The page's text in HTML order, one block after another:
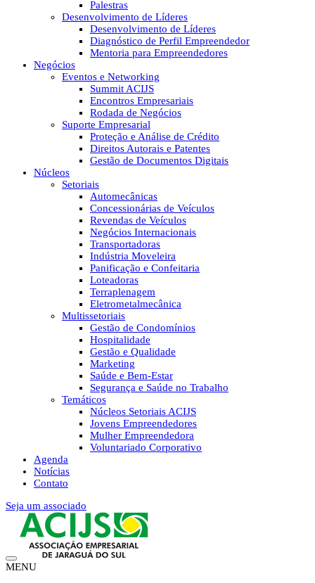
Palestras
Desenvolvimento de Líderes
Desenvolvimento de Líderes
Diagnóstico de Perfil Empreendedor
Mentoria para Empreendedores
Negócios
Eventos e Networking
Summit ACIJS
Encontros Empresariais
Rodada de Negócios
Suporte Empresarial
Proteção e Análise de Crédito
Direitos Autorais e Patentes
Gestão de Documentos Digitais
Núcleos
Setoriais
Automecânicas
Concessionárias de Veículos
Revendas de Veículos
Negócios Internacionais
Transportadoras
Indústria Moveleira
Panificação e Confeitaria
Loteadoras
Terraplenagem
Eletrometalmecânica
Multissetoriais
Gestão de Condomínios
Hospitalidade
Gestão e Qualidade
Marketing
Saúde e Bem-Estar
Segurança e Saúde no Trabalho
Temáticos
Núcleos Setoriais ACIJS
Jovens Empreendedores
Mulher Empreendedora
Voluntariado Corporativo
Agenda
Notícias
Contato
Seja um associado
MENU